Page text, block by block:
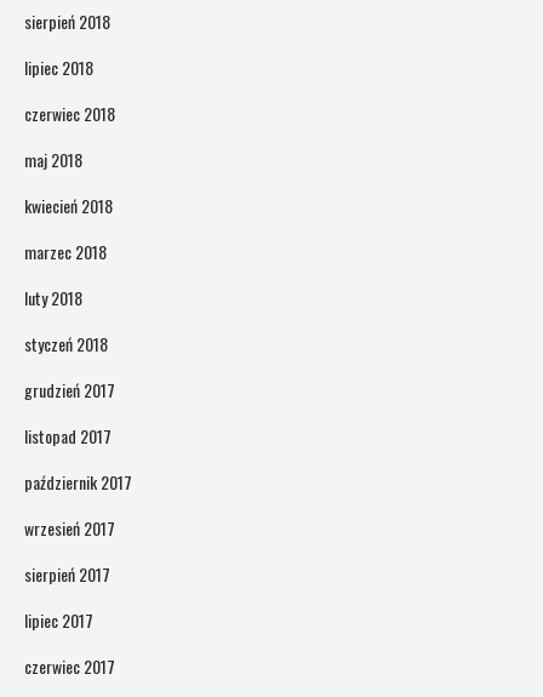
sierpień 2018
lipiec 2018
czerwiec 2018
maj 2018
kwiecień 2018
marzec 2018
luty 2018
styczeń 2018
grudzień 2017
listopad 2017
październik 2017
wrzesień 2017
sierpień 2017
lipiec 2017
czerwiec 2017